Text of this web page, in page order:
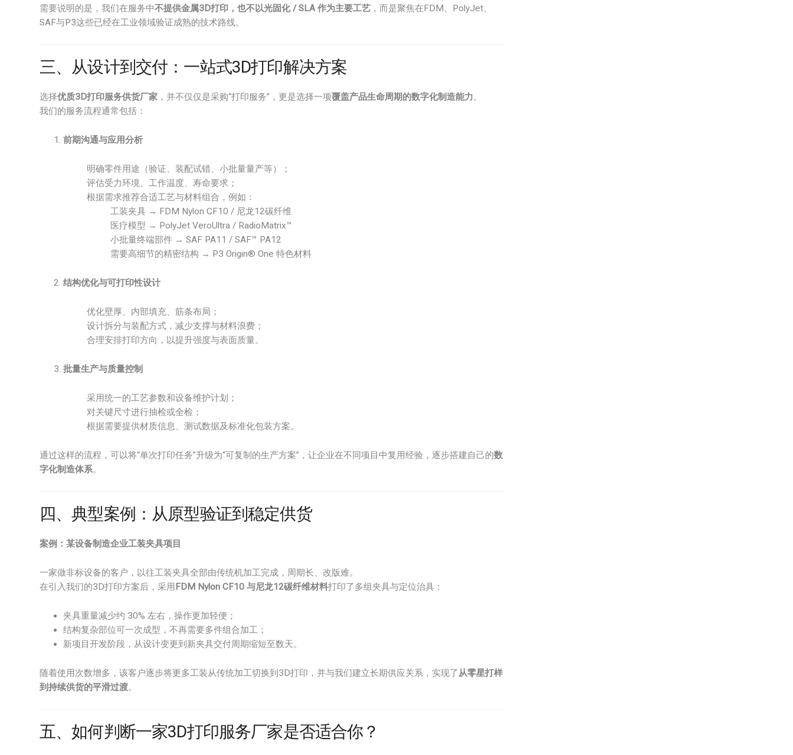
需要说明的是，我们在服务中不提供金属3D打印，也不以光固化 / SLA 作为主要工艺 ，而是聚焦在FDM、PolyJet、
SAF与P3这些已经在工业领域验证成熟的技术路线。
三、从设计到交付：一站式3D打印解决方案
选择优质3D打印服务供货厂家 ，并不仅仅是采购“打印服务”，更是选择一项覆盖产品生命周期的数字化制造能力。
我们的服务流程通常包括：
前期沟通与应用分析
明确零件用途（验证、装配试错、小批量量产等）；
评估受力环境、工作温度、寿命要求；
根据需求推荐合适工艺与材料组合，例如：
工装夹具 → FDM Nylon CF10 / 尼龙12碳纤维
医疗模型 → PolyJet VeroUltra / RadioMatrix™
小批量终端部件 → SAF PA11 / SAF™ PA12
需要高细节的精密结构 → P3 Origin® One 特色材料
结构优化与可打印性设计
优化壁厚、内部填充、筋条布局；
设计拆分与装配方式，减少支撑与材料浪费；
合理安排打印方向，以提升强度与表面质量。
批量生产与质量控制
采用统一的工艺参数和设备维护计划；
对关键尺寸进行抽检或全检；
根据需要提供材质信息、测试数据及标准化包装方案。
通过这样的流程，可以将“单次打印任务”升级为“可复制的生产方案”，让企业在不同项目中复用经验，逐步搭建自己的数
字化制造体系。
四、典型案例：从原型验证到稳定供货
案例：某设备制造企业工装夹具项目
一家做非标设备的客户，以往工装夹具全部由传统机加工完成，周期长、改版难。
在引入我们的3D打印方案后，采用 FDM Nylon CF10 与尼龙12碳纤维材料打印了多组夹具与定位治具：
夹具重量减少约 30% 左右，操作更加轻便；
结构复杂部位可一次成型，不再需要多件组合加工；
新项目开发阶段，从设计变更到新夹具交付周期缩短至数天。
随着使用次数增多，该客户逐步将更多工装从传统加工切换到3D打印，并与我们建立长期供应关系，实现了从零星打样
到持续供货的平滑过渡。
五、如何判断一家3D打印服务厂家是否适合你？